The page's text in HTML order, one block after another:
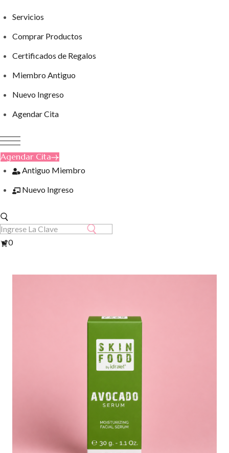
Servicios
Comprar Productos
Certificados de Regalos
Miembro Antiguo
Nuevo Ingreso
Agendar Cita
Agendar Cita
Antiguo Miembro
Nuevo Ingreso
Ver
0